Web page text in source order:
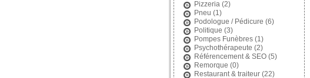
Pizzeria (2)
Pneu (1)
Podologue / Pédicure (6)
Politique (3)
Pompes Funèbres(1)
Psychothérapeute (2)
Référencement & SEO(5)
Remorque (0)
Restaurant & traiteur(22)